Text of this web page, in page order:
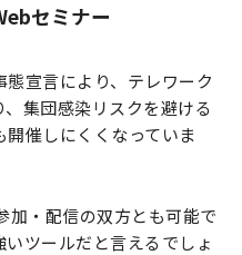
セミナー
宣言により、テレワーク
集団感染リスクを避ける
催しにくくなっていま
加・配信の双方とも可能で
ツールだと言えるでしょ